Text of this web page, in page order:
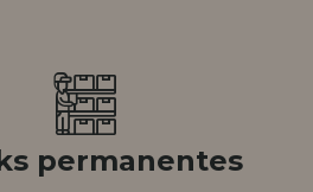
permanentes